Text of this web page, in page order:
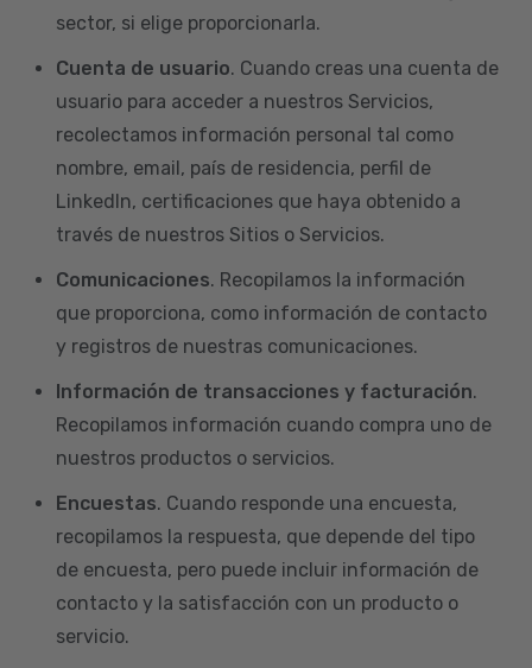
sector, si elige proporcionarla.
Cuenta de usuario. Cuando creas una cuenta de
usuario para acceder a nuestros Servicios,
recolectamos información personal tal como
nombre, email, país de residencia, perfil de
LinkedIn, certificaciones que haya obtenido a
través de nuestros Sitios o Servicios.
Comunicaciones. Recopilamos la información
que proporciona, como información de contacto
y registros de nuestras comunicaciones.
Información de transacciones y facturación.
Recopilamos información cuando compra uno de
nuestros productos o servicios.
Encuestas. Cuando responde una encuesta,
recopilamos la respuesta, que depende del tipo
de encuesta, pero puede incluir información de
contacto y la satisfacción con un producto o
servicio.